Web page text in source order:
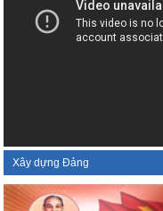
Xây dựng Đảng